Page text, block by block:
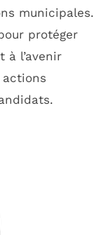
municipales.
protéger
à l’avenir